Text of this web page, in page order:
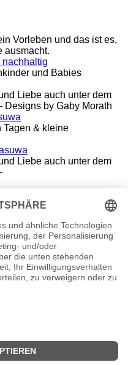
Vorleben und das ist es,
ausmacht.
nachhaltig
und Babies
Liebe auch unter dem
Designs by Gaby Morath
Tagen & kleine
Liebe auch unter dem
Tagen – seltene
Helden
dem bisherigen